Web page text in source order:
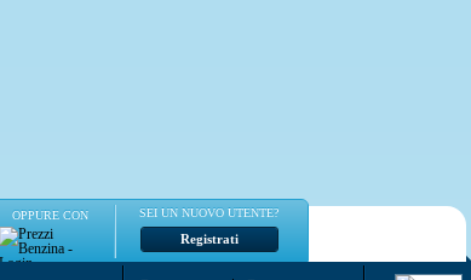
OPPURE CON SEI UN NUOVO UTENTE?
Registrati